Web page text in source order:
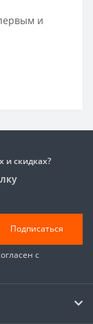
и
и скидках?
Подписаться
с